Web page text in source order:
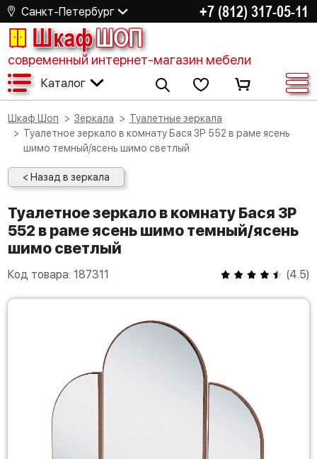
Санкт-Петербург +7 (812) 317-05-11
ШкафШОП
современный интернет-магазин мебели
Каталог
Шкаф Шоп Зеркала
Туалетные зеркала
Туалетное зеркало в комнату Бася ЗР 552 в раме ясень
шимо темный/ясень шимо светлый
< Назад в зеркала
Туалетное зеркало в комнату Бася ЗР
552 в раме ясень шимо темный/ясень
шимо светлый
Код товара: 187311 (4.5)